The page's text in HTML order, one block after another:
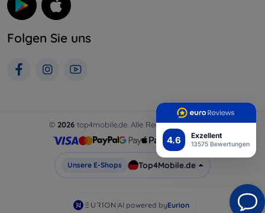
4.6 Exzellent
13575 Bewertungen
Folgen Sie uns
© 2026 top4mobile.de. Alle Rechte vorbehalten.
Unsere E-Shops Top4Mobile.de
AI powered byEurion